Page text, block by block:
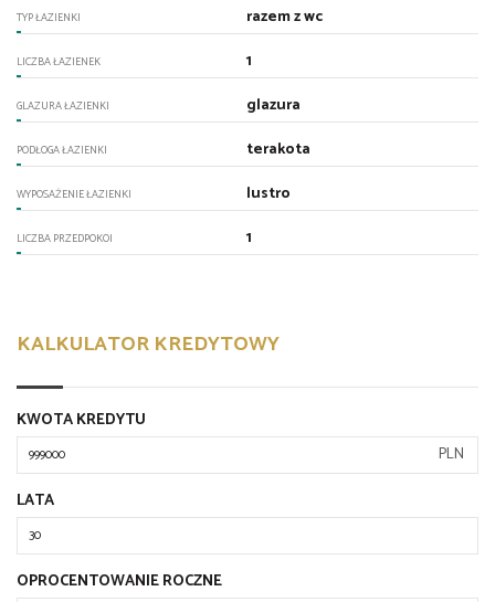
TYP ŁAZIENKI razem z wc
LICZBA ŁAZIENEK 1
GLAZURA ŁAZIENKI glazura
PODŁOGA ŁAZIENKI terakota
WYPOSAŻENIE ŁAZIENKI lustro
LICZBA PRZEDPOKOI 1
KALKULATOR KREDYTOWY
KWOTA KREDYTU
PLN
LATA
OPROCENTOWANIE ROCZNE